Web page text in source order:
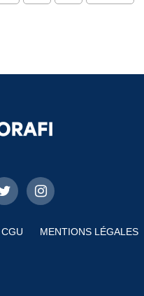
CGU MENTIONS LÉGALES